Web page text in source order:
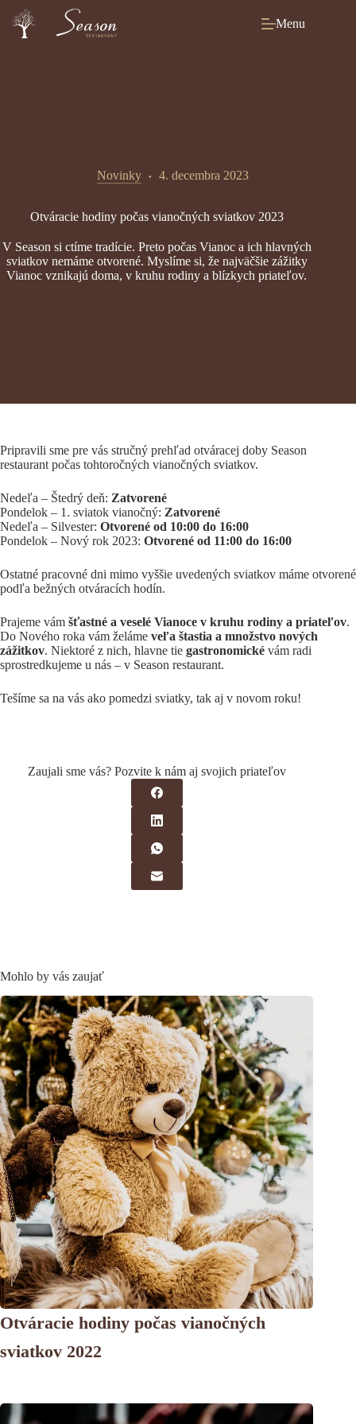
content
Menu
Novinky 4. decembra 2023
Otváracie hodiny počas vianočných sviatkov 2023
V Season si ctíme tradície. Preto počas Vianoc a ich hlavných
sviatkov nemáme otvorené. Myslíme si, že najväčšie zážitky
Vianoc vznikajú doma, v kruhu rodiny a blízkych priateľov.
Pripravili sme pre vás stručný prehľad otváracej doby Season
restaurant počas tohtoročných vianočných sviatkov.
Nedeľa – Štedrý deň: Zatvorené
Pondelok – 1. sviatok vianočný: Zatvorené
Nedeľa – Silvester: Otvorené od 10:00 do 16:00
Pondelok – Nový rok 2023: Otvorené od 11:00 do 16:00
Ostatné pracovné dni mimo vyššie uvedených sviatkov máme otvorené
podľa bežných otváracích hodín.
Prajeme vám šťastné a veselé Vianoce v kruhu rodiny a priateľov.
Do Nového roka vám želáme veľa štastia a množstvo nových
zážitkov. Niektoré z nich, hlavne tie gastronomické vám radi
sprostredkujeme u nás – v Season restaurant.
Tešíme sa na vás ako pomedzi sviatky, tak aj v novom roku!
Zaujali sme vás? Pozvite k nám aj svojich priateľov
Mohlo by vás zaujať
Otváracie hodiny počas vianočných
sviatkov 2022